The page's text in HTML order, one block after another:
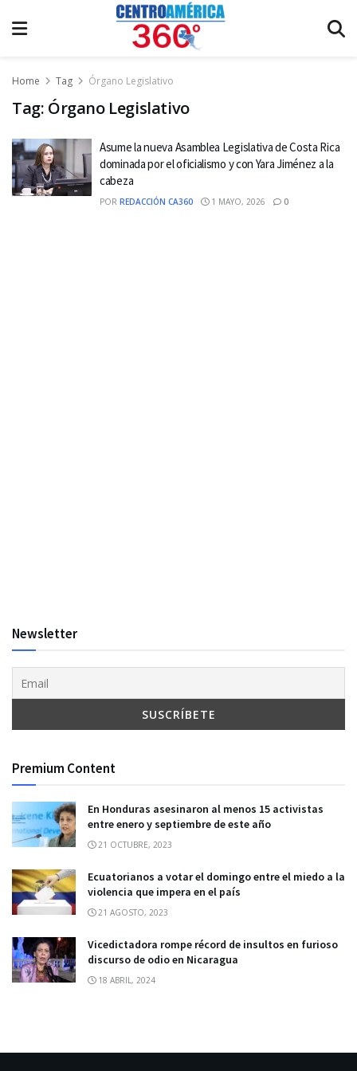
Home Tag Órgano Legislativo
Tag: Órgano Legislativo
Asume la nueva Asamblea Legislativa de Costa Rica
dominada por el oficialismo y con Yara Jiménez a la
cabeza
POR REDACCIÓN CA360 1 MAYO, 2026 0
Newsletter
Premium Content
En Honduras asesinaron al menos 15 activistas
entre enero y septiembre de este año
21 OCTUBRE, 2023
Ecuatorianos a votar el domingo entre el miedo a la
violencia que impera en el país
21 AGOSTO, 2023
Vicedictadora rompe récord de insultos en furioso
discurso de odio en Nicaragua
18 ABRIL, 2024